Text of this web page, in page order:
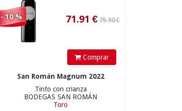
- 10 %
Comprar
San Román Magnum 2022
Tinto con crianza
BODEGAS SAN ROMÁN
Toro